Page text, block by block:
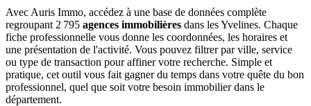
Avec Auris Immo, accédez à une base de données complète
regroupant 2 795 agences immobilières dans les Yvelines. Chaque
fiche professionnelle vous donne les coordonnées, les horaires et
une présentation de l'activité. Vous pouvez filtrer par ville, service
ou type de transaction pour affiner votre recherche. Simple et
pratique, cet outil vous fait gagner du temps dans votre quête du bon
professionnel, quel que soit votre besoin immobilier dans le
département.